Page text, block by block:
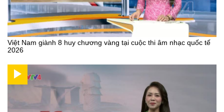
Việt Nam giành 8 huy chương vàng tại cuộc thi âm nhạc quốc tế
2026